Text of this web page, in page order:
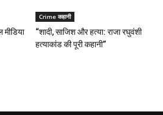
Crime कहानी
“शादी, साजिश और हत्या: राजा रघुवंशी
हत्याकांड की पूरी कहानी”